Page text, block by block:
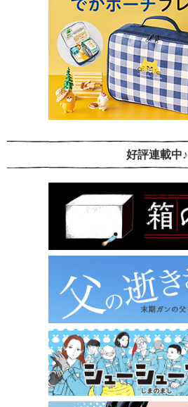
好評連載中♪